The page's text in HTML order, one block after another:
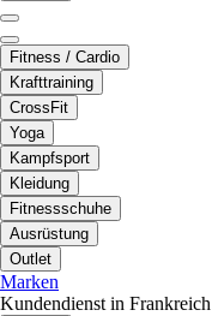
Fitness / Cardio
Krafttraining
CrossFit
Yoga
Kampfsport
Kleidung
Fitnessschuhe
Ausrüstung
Outlet
Marken
Kundendienst in Frankreich